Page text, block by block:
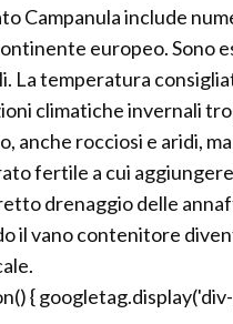
Campanula include
europeo. Sono
temperatura
climatiche invernali
anche rocciosi e aridi,
fertile a cui
drenaggio delle
il vano contenitore
{